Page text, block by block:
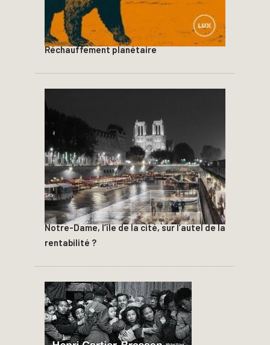
Réchauffement planétaire
Notre-Dame, l’île de la cité, sur l’autel de la
rentabilité ?